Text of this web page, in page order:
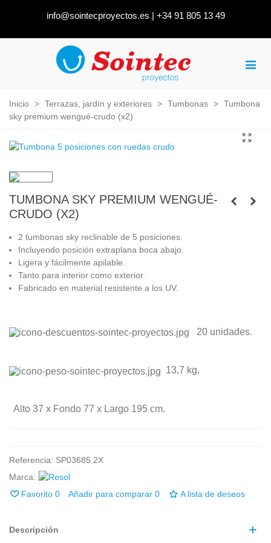
info@sointecproyectos.es | +34 91 805 13 49
Inicio > Terrazas, jardín y exteriores > Tumbonas > Tumbona
sky premium wengué-crudo (x2)
TUMBONA SKY PREMIUM WENGUÉ-
CRUDO (X2)
2 tumbonas sky reclinable de 5 posiciones.
Incluyendo posición extraplana boca abajo.
Ligera y fácilmente apilable.
Tanto para interior como exterior.
Fabricado en material resistente a los UV.
20 unidades.
13,7 kg.
Alto 37 x Fondo 77 x Largo 195 cm.
Referencia: SP03685.2X
Marca:
Favorito 0 Añadir para comparar 0 A lista de deseos
Descripción